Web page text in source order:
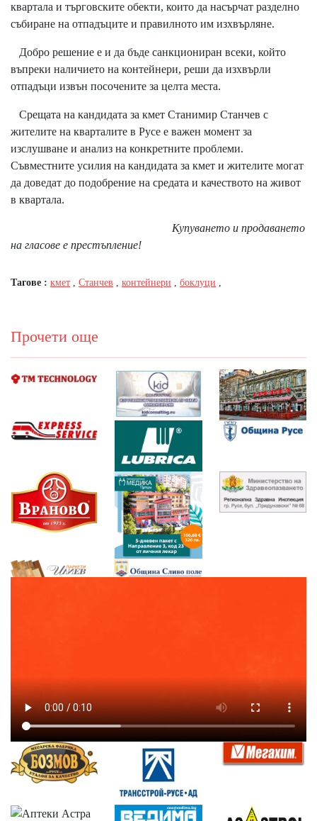
квартала и търговските обекти, които да насърчат разделно
събиране на отпадъците и правилното им изхвърляне.
Добро решение е и да бъде санкциониран всеки, който
въпреки наличието на контейнери, реши да изхвърли
отпадъци извън посочените за целта места.
Срещата на кандидата за кмет Станимир Станчев с
жителите на кварталите в Русе е важен момент за
изслушване и анализ на конкретните проблеми.
Съвместните усилия на кандидата за кмет и жителите могат
да доведат до подобрение на средата и качеството на живот
в квартала.
Купуването и продаването
на гласове е престъпление!
Тагове : кмет , Станчев , контейнери , боклуци ,
Прочети още